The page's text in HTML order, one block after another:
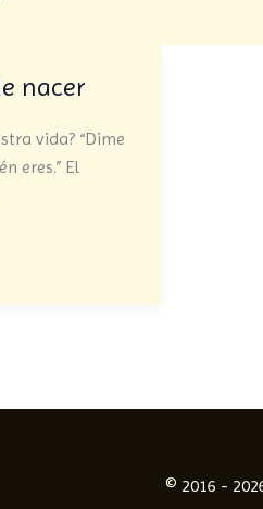
nacer
vida? “Dime
eres.” El
© 2016 -